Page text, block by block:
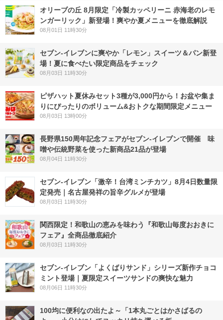
オリーブの丘 8月限定「冷製カッペリーニ 赤海老のレモ
ンガーリック」新登場！爽やか夏メニューを徹底解説
08月01日 11時30分
セブン‐イレブンに爽やか「レモン」スイーツ＆パン新登
場！夏に食べたい限定商品をチェック
08月03日 11時30分
ピザハット夏休みセット3種が3,000円から！お盆や集ま
りにぴったりのボリューム&おトクな期間限定メニュー
08月03日 13時00分
長野県150周年記念フェアがセブン-イレブンで開催 味
噌や伝統野菜を使った新商品21品が登場
08月04日 11時30分
セブン-イレブン「激辛！台湾ミンチカツ」8月4日数量限
定発売｜名古屋発祥の旨辛グルメが登場
08月03日 11時30分
関西限定！和歌山の恵みを味わう『和歌山毎度おおきに
フェア』全商品徹底紹介
08月03日 11時30分
セブン‐イレブン「よくばりサンド」シリーズ新作チョコ
ミント登場｜夏限定スイーツサンドの爽快な魅力
08月06日 11時30分
100均に便利なの出たよ～「1本丸ごとはかさばるの